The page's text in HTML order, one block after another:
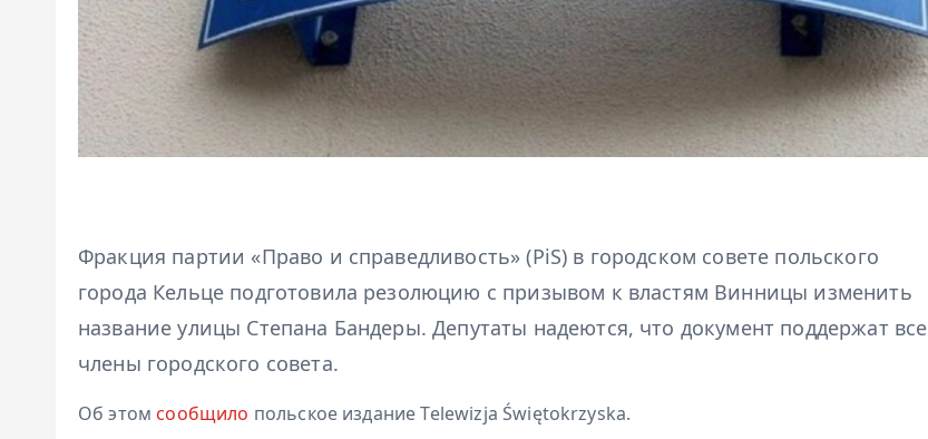
Фракция партии «Право и справедливость» (PiS) в городском совете польского
города Кельце подготовила резолюцию с призывом к властям Винницы изменить
название улицы Степана Бандеры. Депутаты надеются, что документ поддержат все
члены городского совета.
Об этом сообщило польское издание Telewizja Świętokrzyska.